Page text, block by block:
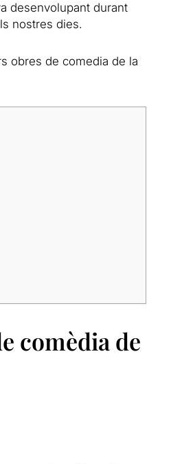
desenvolupant durant
nostres dies.
obres de comedia de la
comèdia de